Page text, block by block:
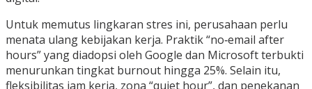
Untuk memutus lingkaran stres ini, perusahaan perlu
menata ulang kebijakan kerja. Praktik “no‑email after
hours” yang diadopsi oleh Google dan Microsoft terbukti
menurunkan tingkat burnout hingga 25%. Selain itu,
fleksibilitas jam kerja, zona “quiet hour”, dan penekanan